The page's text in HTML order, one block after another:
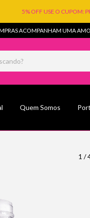
5% OFF USE O CUPOM:
ACOMPANHAM UMA
Quem Somos
1 /